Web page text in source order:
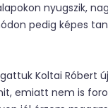
nyugszik,
pedig képes
Koltai Róbert
emiatt nem is